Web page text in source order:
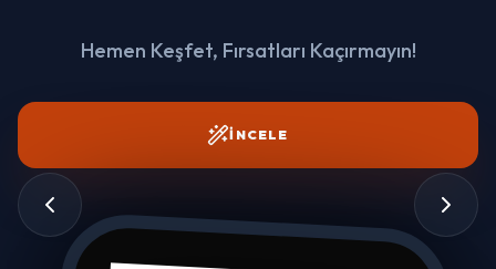
Hemen Keşfet, Fırsatları Kaçırmayın!
İNCELE